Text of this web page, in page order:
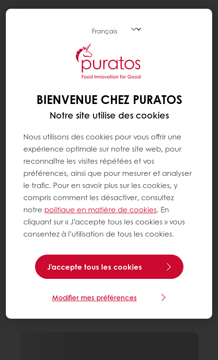
BIENVENUE CHEZ PURATOS
Notre site utilise des cookies
Nous utilisons des cookies pour vous offrir une
expérience optimale sur notre site web, pour
reconnaître les visites répétées et vos
préférences, ainsi que pour mesurer et analyser
le trafic. Pour en savoir plus sur les cookies, y
compris comment les désactiver, consultez
notre politique en matière de cookies. En
cliquant sur « J’accepte tous les cookies » vous
consentez à l’utilisation de tous les cookies.
J'accepte tous les cookies
Modifier mes préférences